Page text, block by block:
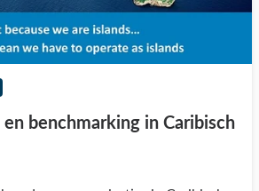
benchmarking in Caribisch